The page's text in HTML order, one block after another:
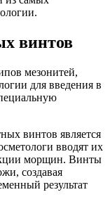
винтов
мезонитей,
для введения в
винтов является
вводят их
морщин. Винты
создавая
результат